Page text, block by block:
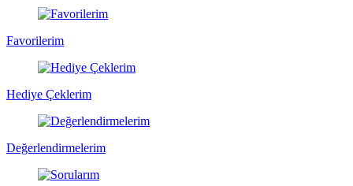
Favorilerim
Hediye Çeklerim
Değerlendirmelerim